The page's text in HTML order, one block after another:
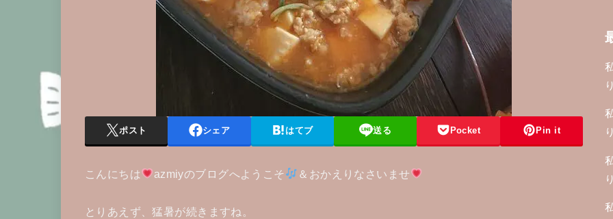
ポスト シェア はてブ 送る Pocket Pin it
こんにちは azmiyのブログへようこそ ＆おかえりなさいませ
とりあえず、猛暑が続きますね。